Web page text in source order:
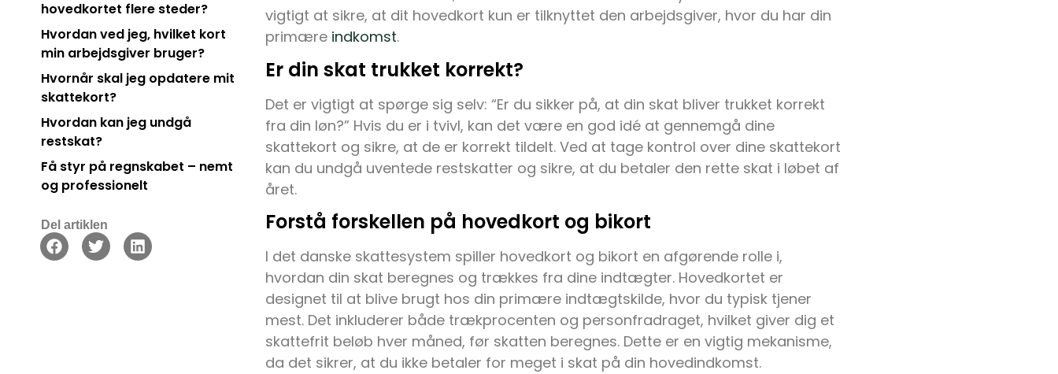
hovedkortet flere steder?
Hvordan ved jeg, hvilket kort
min arbejdsgiver bruger?
Hvornår skal jeg opdatere mit
skattekort?
Hvordan kan jeg undgå
restskat?
Få styr på regnskabet – nemt
og professionelt
Del artiklen
vigtigt at sikre, at dit hovedkort kun er tilknyttet den arbejdsgiver, hvor du har din
primære indkomst.
Er din skat trukket korrekt?
Det er vigtigt at spørge sig selv: “Er du sikker på, at din skat bliver trukket korrekt
fra din løn?” Hvis du er i tvivl, kan det være en god idé at gennemgå dine
skattekort og sikre, at de er korrekt tildelt. Ved at tage kontrol over dine skattekort
kan du undgå uventede restskatter og sikre, at du betaler den rette skat i løbet af
året.
Forstå forskellen på hovedkort og bikort
I det danske skattesystem spiller hovedkort og bikort en afgørende rolle i,
hvordan din skat beregnes og trækkes fra dine indtægter. Hovedkortet er
designet til at blive brugt hos din primære indtægtskilde, hvor du typisk tjener
mest. Det inkluderer både trækprocenten og personfradraget, hvilket giver dig et
skattefrit beløb hver måned, før skatten beregnes. Dette er en vigtig mekanisme,
da det sikrer, at du ikke betaler for meget i skat på din hovedindkomst.